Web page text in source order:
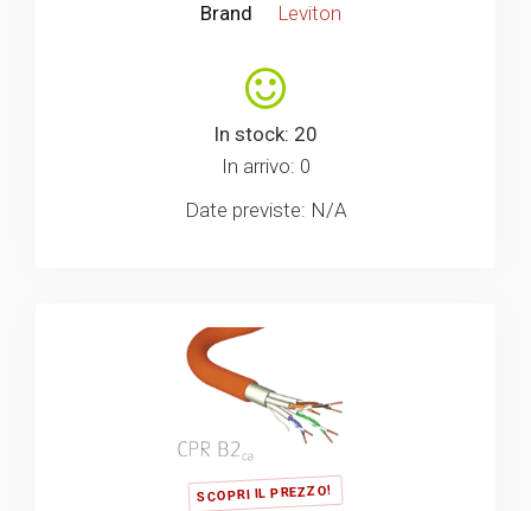
Brand
Leviton
In stock: 20
In arrivo: 0
Date previste: N/A
SCOPRI IL PREZZO!